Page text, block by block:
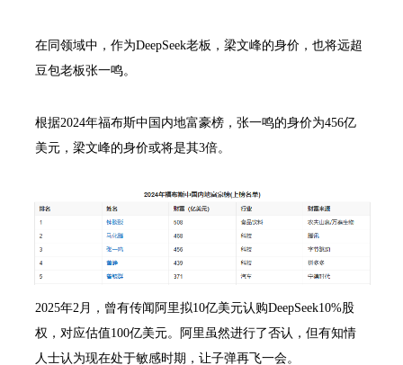
在同领域中，作为DeepSeek老板，梁文峰的身价，也将远超
豆包老板张一鸣。
根据2024年福布斯中国内地富豪榜，张一鸣的身价为456亿
美元，梁文峰的身价或将是其3倍。
2025年2月，曾有传闻阿里拟10亿美元认购DeepSeek10%股
权，对应估值100亿美元。阿里虽然进行了否认，但有知情
人士认为现在处于敏感时期，让子弹再飞一会。